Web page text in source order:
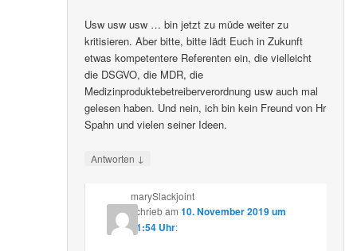
Usw usw usw … bin jetzt zu müde weiter zu
kritisieren. Aber bitte, bitte lädt Euch in Zukunft
etwas kompetentere Referenten ein, die vielleicht
die DSGVO, die MDR, die
Medizinproduktebetreiberverordnung usw auch mal
gelesen haben. Und nein, ich bin kein Freund von Hr
Spahn und vielen seiner Ideen.
Antworten ↓
marySlackjoint
schriebam 10. November 2019 um
21:54 Uhr: